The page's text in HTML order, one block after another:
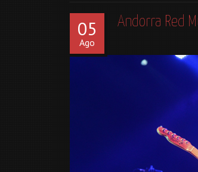
05
Ago
Andorra Red